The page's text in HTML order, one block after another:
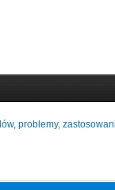
problemy,